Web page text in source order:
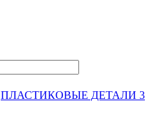
ПЛАСТИКОВЫЕ ДЕТАЛИ 3